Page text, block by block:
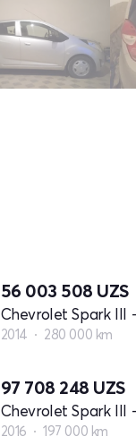
56 003 508 UZS
Chevrolet Spark III
2014 280 000 km
97 708 248 UZS
Chevrolet Spark III
2016 197 000 km